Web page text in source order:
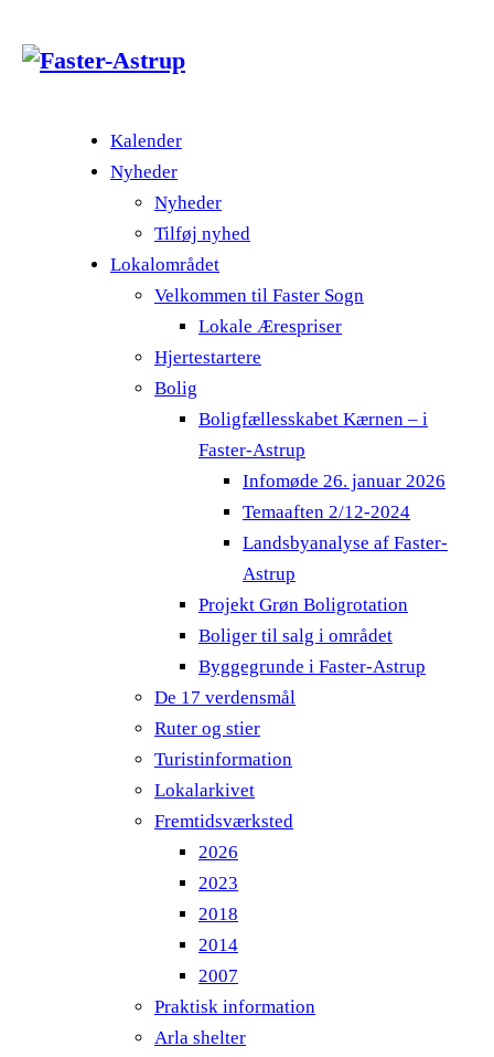
Kalender
Nyheder
Nyheder
Tilføj nyhed
Lokalområdet
Velkommen til Faster Sogn
Lokale Ærespriser
Hjertestartere
Bolig
Boligfællesskabet Kærnen – i
Faster-Astrup
Infomøde 26. januar 2026
Temaaften 2/12-2024
Landsbyanalyse af Faster-
Astrup
Projekt Grøn Boligrotation
Boliger til salg i området
Byggegrunde i Faster-Astrup
De 17 verdensmål
Ruter og stier
Turistinformation
Lokalarkivet
Fremtidsværksted
2026
2023
2018
2014
2007
Praktisk information
Arla shelter